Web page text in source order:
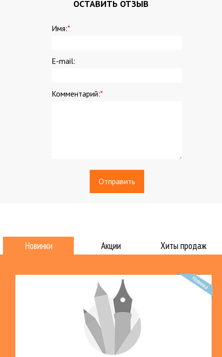
ОСТАВИТЬ ОТЗЫВ
Имя:*
E-mail:
Комментарий:*
Новинки Акции Хиты продаж